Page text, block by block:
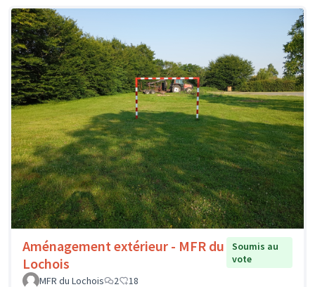
Aménagement extérieur - MFR du
Lochois
Soumis au
vote
MFR du Lochois
2 18